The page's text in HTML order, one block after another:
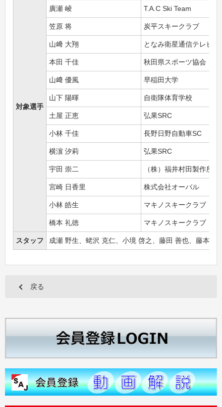
対象選手
廣瀬 崚 T.A.C Ski Team
笠原 将 炭平スキークラブ
山﨑 大翔 となみ衛星通信テレビSC
本田 千佳 秋田県スポーツ協会
山﨑 優風 早稲田大学
山下 陽暉 自衛隊体育学校
土屋 正恵 弘果SRC
小林 千佳 長野日野自動車SC
横濵 汐莉 弘果SRC
宇田 崇二 （株）福井村田製作所
宮崎 日香里 株式会社オーバル
小林 皓生 マキノスキークラブ
橋本 礼徳 マキノスキークラブ
スタッフ 成瀬 野生、蛯沢 克仁、小境 啓之、藤田 善也、藤本
戻る